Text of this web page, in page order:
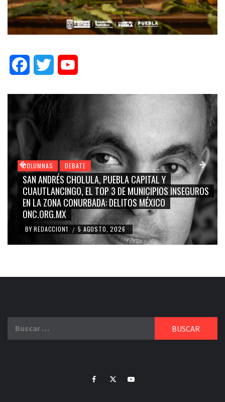
FacebookTwitter
COLUMNAS DEBATE
GRACE PALOMARES, NAY SALVATORI, SERGIO MAYER,
CARMEN SALINAS “LA CORCHOLATA”, CUAUHTÉMOC
BLANCO, SILVIA PINAL: LA TRIVIALIZACIÓN Y
RIDICULIZACIÓN DE LA REPRESENTACIÓN CIUDADANA
BY REDACCION1 / 4 AGOSTO, 2026
FacebookTwitterYoutube